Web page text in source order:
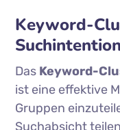
Keyword-
Suchintention
Das Keyword-
ist eine effektive
Gruppen
Suchabsicht